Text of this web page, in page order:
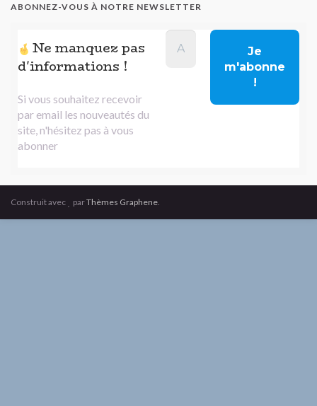
ABONNEZ-VOUS À NOTRE NEWSLETTER
Ne manquez pas
d'informations !
Si vous souhaitez recevoir
par email les nouveautés du
site, n'hésitez pas à vous
abonner
Construit avec parThèmes Graphene.